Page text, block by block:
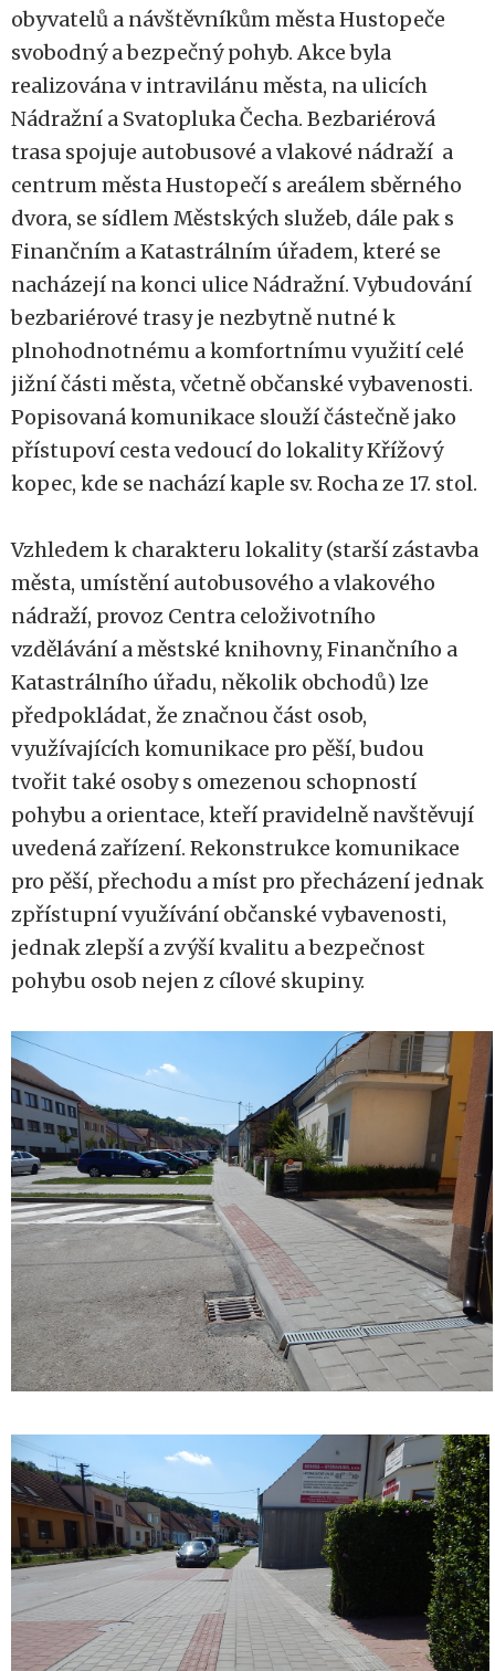
obyvatelů a návštěvníkům města Hustopeče
svobodný a bezpečný pohyb. Akce byla
realizována v intravilánu města, na ulicích
Nádražní a Svatopluka Čecha. Bezbariérová
trasa spojuje autobusové a vlakové nádraží a
centrum města Hustopečí s areálem sběrného
dvora, se sídlem Městských služeb, dále pak s
Finančním a Katastrálním úřadem, které se
nacházejí na konci ulice Nádražní. Vybudování
bezbariérové trasy je nezbytně nutné k
plnohodnotnému a komfortnímu využití celé
jižní části města, včetně občanské vybavenosti.
Popisovaná komunikace slouží částečně jako
přístupoví cesta vedoucí do lokality Křížový
kopec, kde se nachází kaple sv. Rocha ze 17. stol.
Vzhledem k charakteru lokality (starší zástavba
města, umístění autobusového a vlakového
nádraží, provoz Centra celoživotního
vzdělávání a městské knihovny, Finančního a
Katastrálního úřadu, několik obchodů) lze
předpokládat, že značnou část osob,
využívajících komunikace pro pěší, budou
tvořit také osoby s omezenou schopností
pohybu a orientace, kteří pravidelně navštěvují
uvedená zařízení. Rekonstrukce komunikace
pro pěší, přechodu a míst pro přecházení jednak
zpřístupní využívání občanské vybavenosti,
jednak zlepší a zvýší kvalitu a bezpečnost
pohybu osob nejen z cílové skupiny.